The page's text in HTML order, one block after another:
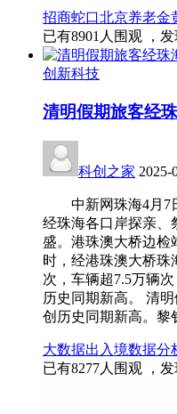
招商蛇口北京养老金
已有8901人围观 ，
创新科技
清明假期旅客经
科创之家 2025-
中新网珠海4月7
经珠海各口岸探亲、
盛。港珠澳大桥边检
时，经港珠澳大桥珠
次，车辆超7.5万辆
历史同期新高。 清
创历史同期新高。
大数据出入境数据分
已有8277人围观 ，